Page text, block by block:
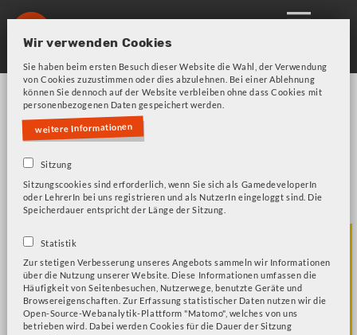
Skip
navigation
Fehlermeldung
Bitte beachten Sie unsere Frage zu Cookies!
Spiele entdecken
mit dem
Spieleratgeber-
Wir verwenden Cookies
Sie haben beim ersten Besuch dieser Website die Wahl, der Verwendung
von Cookies zuzustimmen oder dies abzulehnen. Bei einer Ablehnung
können Sie dennoch auf der Website verbleiben ohne dass Cookies mit
personenbezogenen Daten gespeichert werden.
weitere Informationen
Sitzung
Sitzungscookies sind erforderlich, wenn Sie sich als GamedeveloperIn
oder LehrerIn bei uns registrieren und als NutzerIn eingeloggt sind. Die
Speicherdauer entspricht der Länge der Sitzung.
Statistik
Zur stetigen Verbesserung unseres Angebots sammeln wir Informationen
über die Nutzung unserer Website. Diese Informationen umfassen die
Häufigkeit von Seitenbesuchen, Nutzerwege, benutzte Geräte und
Browsereigenschaften. Zur Erfassung statistischer Daten nutzen wir die
Open-Source-Webanalytik-Plattform "Matomo", welches von uns
betrieben wird. Dabei werden Cookies für die Dauer der Sitzung